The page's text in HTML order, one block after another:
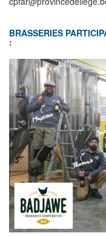
BRASSERIES
: